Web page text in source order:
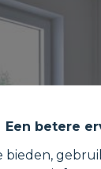
Een betere